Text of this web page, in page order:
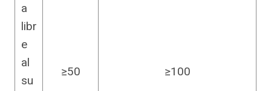
a
libr
e
al
su
≥50 ≥100